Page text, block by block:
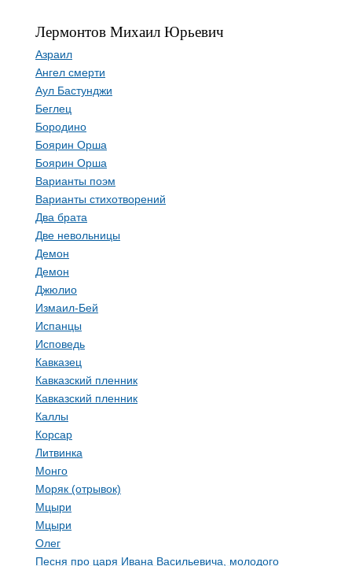
Лермонтов Михаил Юрьевич
Азраил
Ангел смерти
Аул Бастунджи
Беглец
Бородино
Боярин Орша
Боярин Орша
Варианты поэм
Варианты стихотворений
Два брата
Две невольницы
Демон
Демон
Джюлио
Измаил-Бей
Испанцы
Исповедь
Кавказец
Кавказский пленник
Кавказский пленник
Каллы
Корсар
Литвинка
Монго
Моряк (отрывок)
Мцыри
Мцыри
Олег
Песня про царя Ивана Васильевича, молодого